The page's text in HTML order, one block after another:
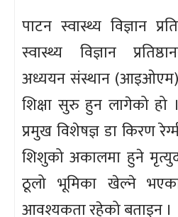
पाटन स्वास्थ्य विज्ञान
स्वास्थ्य विज्ञान
अध्ययन संस्थान (आइओएम)
शिक्षा सुरु हुन लागेको हो
प्रमुख विशेषज्ञ डा किरण
शिशुको अकालमा हुने
ठूलो भूमिका खेल्ने
आवश्यकता रहेको बताइन ।